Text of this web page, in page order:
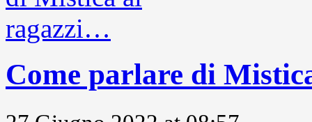
Come parlare di